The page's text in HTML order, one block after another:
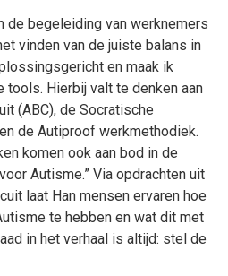
de begeleiding van werknemers
vinden van de juiste balans in
en maak ik
tools. Hierbij valt te denken aan
(ABC), de Socratische
de Autiproof werkmethodiek.
komen ook aan bod in de
Autisme.” Via opdrachten uit
laat Han mensen ervaren hoe
te hebben en wat dit met
in het verhaal is altijd: stel de